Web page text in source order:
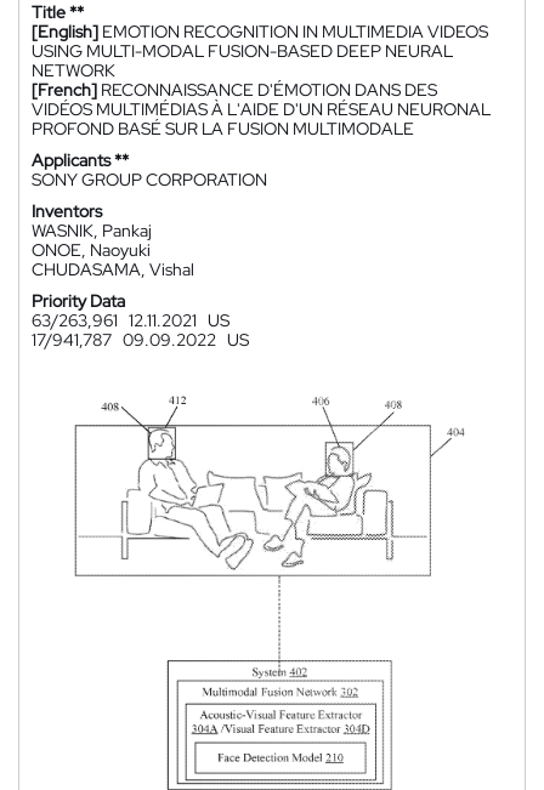
Title **
[English] EMOTION RECOGNITION IN MULTIMEDIA VIDEOS
USING MULTI-MODAL FUSION-BASED DEEP NEURAL
NETWORK
[French] RECONNAISSANCE D'ÉMOTION DANS DES
VIDÉOS MULTIMÉDIAS À L'AIDE D'UN RÉSEAU NEURONAL
PROFOND BASÉ SUR LA FUSION MULTIMODALE
Applicants **
SONY GROUP CORPORATION
Inventors
WASNIK, Pankaj
ONOE, Naoyuki
CHUDASAMA, Vishal
Priority Data
63/263,961 12.11.2021 US
17/941,787 09.09.2022 US